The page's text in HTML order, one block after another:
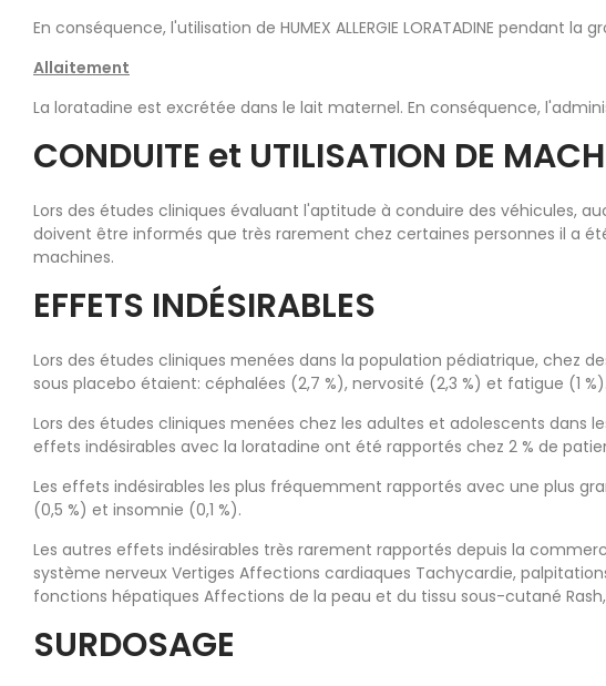
En conséquence, l'utilisation de HUMEX ALLERGIE LORATADINE pendant
Allaitement
La loratadine est excrétée dans le lait maternel. En conséquence,
CONDUITE et UTILISATION DE
Lors des études cliniques évaluant l'aptitude à conduire des véhicules,
doivent être informés que très rarement chez certaines personnes il a
machines.
EFFETS INDÉSIRABLES
Lors des études cliniques menées dans la population pédiatrique, chez
sous placebo étaient: céphalées (2,7 %), nervosité (2,3 %) et fatigue (1 %).
Lors des études cliniques menées chez les adultes et adolescents dans
effets indésirables avec la loratadine ont été rapportés chez 2 % de
Les effets indésirables les plus fréquemment rapportés avec une plus
(0,5 %) et insomnie (0,1 %).
Les autres effets indésirables très rarement rapportés depuis la
système nerveux Vertiges Affections cardiaques Tachycardie,
fonctions hépatiques Affections de la peau et du tissu sous-cutané
SURDOSAGE